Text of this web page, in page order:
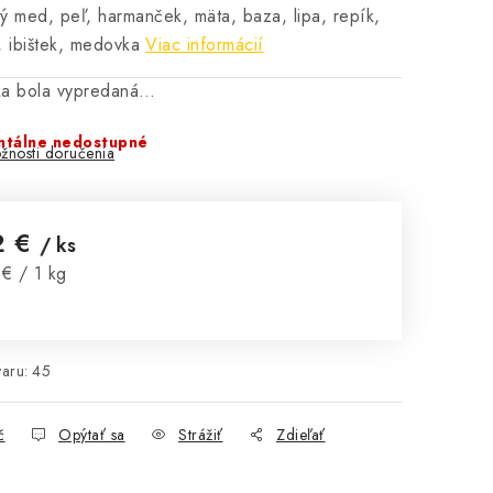
med, peľ, harmanček, mäta, baza, lipa, repík,
ibištek, medovka Viac informácií
bola vypredaná…
nedostupné
doručenia
€ / ks
cena:
/ 1 kg
45
Opýtať sa Strážiť Zdieľať